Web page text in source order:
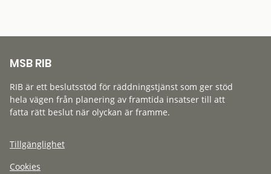
MSB RIB
RIB är ett beslutsstöd för räddningstjänst som ger stöd
hela vägen från planering av framtida insatser till att
fatta rätt beslut när olyckan är framme.
Tillgänglighet
Cookies